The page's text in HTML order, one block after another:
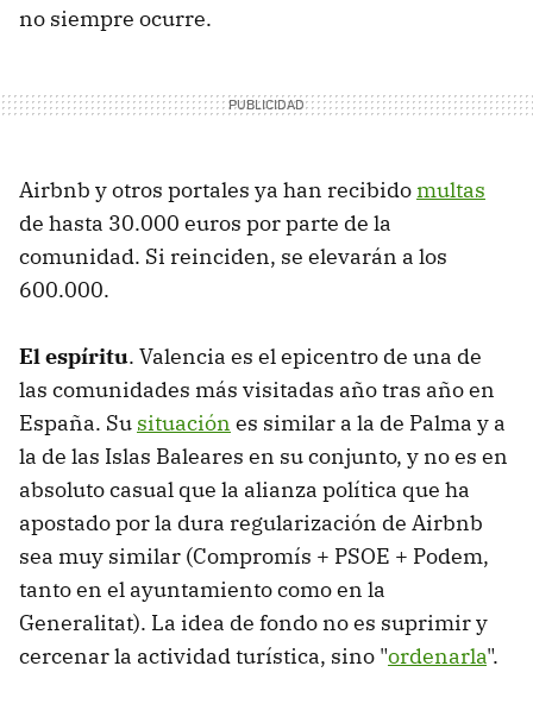
no siempre ocurre.
Airbnb y otros portales ya han recibidomultas
de hasta 30.000 euros por parte de la
comunidad. Si reinciden, se elevarán a los
600.000.
El espíritu. Valencia es el epicentro de una de
las comunidades más visitadas año tras año en
España. Su situación es similar a la de Palma y a
la de las Islas Baleares en su conjunto, y no es en
absoluto casual que la alianza política que ha
apostado por la dura regularización de Airbnb
sea muy similar (Compromís + PSOE + Podem,
tanto en el ayuntamiento como en la
Generalitat). La idea de fondo no es suprimir y
cercenar la actividad turística, sino "ordenarla".